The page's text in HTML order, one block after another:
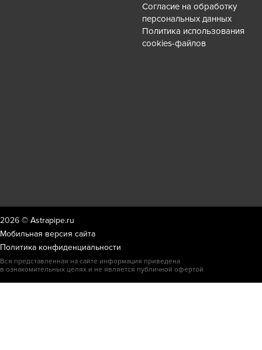
Согласие на обработку
персональных данных
Политика использования
cookies-файлов
2026 © Astrapipe.ru
Мобильная версия сайта
Политика конфиденциальности
Вся представленная на сайте информация приведена
в ознакомительных целях и не является публичной офертой